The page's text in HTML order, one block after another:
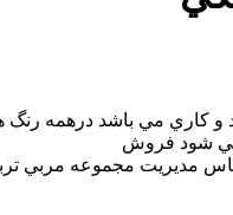
و کاري مي باشد درهمه رنگ
شود فروش
مديريت مجموعه مربي